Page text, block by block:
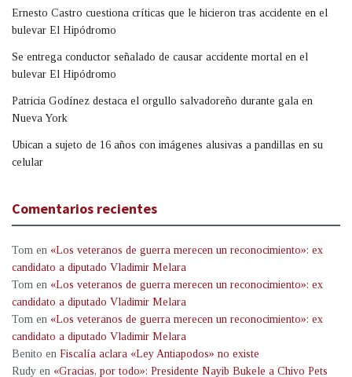
Ernesto Castro cuestiona críticas que le hicieron tras accidente en el
bulevar El Hipódromo
Se entrega conductor señalado de causar accidente mortal en el
bulevar El Hipódromo
Patricia Godínez destaca el orgullo salvadoreño durante gala en
Nueva York
Ubican a sujeto de 16 años con imágenes alusivas a pandillas en su
celular
Comentarios recientes
Tom en «Los veteranos de guerra merecen un reconocimiento»: ex
candidato a diputado Vladimir Melara
Tom en «Los veteranos de guerra merecen un reconocimiento»: ex
candidato a diputado Vladimir Melara
Tom en «Los veteranos de guerra merecen un reconocimiento»: ex
candidato a diputado Vladimir Melara
Benito en Fiscalía aclara «Ley Antiapodos» no existe
Rudy en «Gracias, por todo»: Presidente Nayib Bukele a Chivo Pets